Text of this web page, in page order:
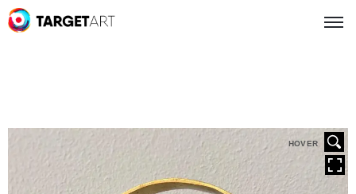
HOVER